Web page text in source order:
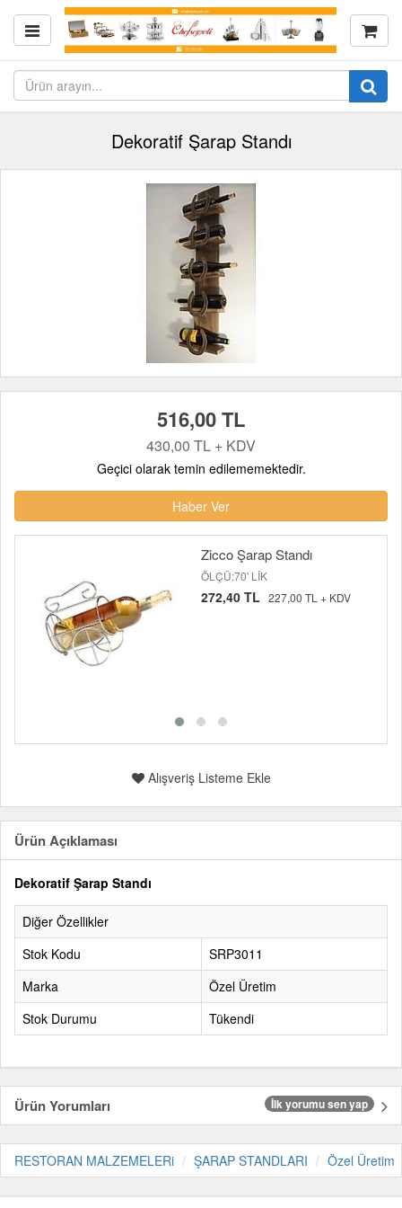
Dekoratif Şarap Standı
516,00 TL
430,00 TL + KDV
Geçici olarak temin edilememektedir.
Haber Ver
Zicco Şarap Standı
ÖLÇÜ:70' LİK
272,40 TL 227,00 TL + KDV
Alışveriş Listeme Ekle
Ürün Açıklaması
Dekoratif Şarap Standı
Diğer Özellikler
Stok Kodu
SRP3011
Marka
Özel Üretim
Stok Durumu
Tükendi
Ürün Yorumları İlk yorumu sen yap
RESTORAN MALZEMELERi ŞARAP STANDLARI Özel Üretim